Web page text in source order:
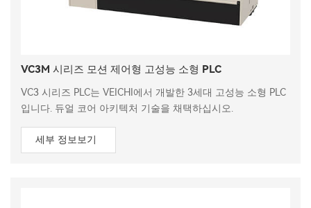
VC3M 시리즈 모션 제어형 고성능 소형 PLC
VC3 시리즈 PLC는 VEICHI에서 개발한 3세대 고성능 소형 PLC
입니다. 듀얼 코어 아키텍처 기술을 채택하십시오.
세부 정보보기